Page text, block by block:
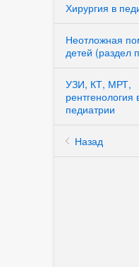
Хирургия в
Неотложная
детей (раздел
УЗИ, КТ, МРТ,
рентгенология
педиатрии
Назад